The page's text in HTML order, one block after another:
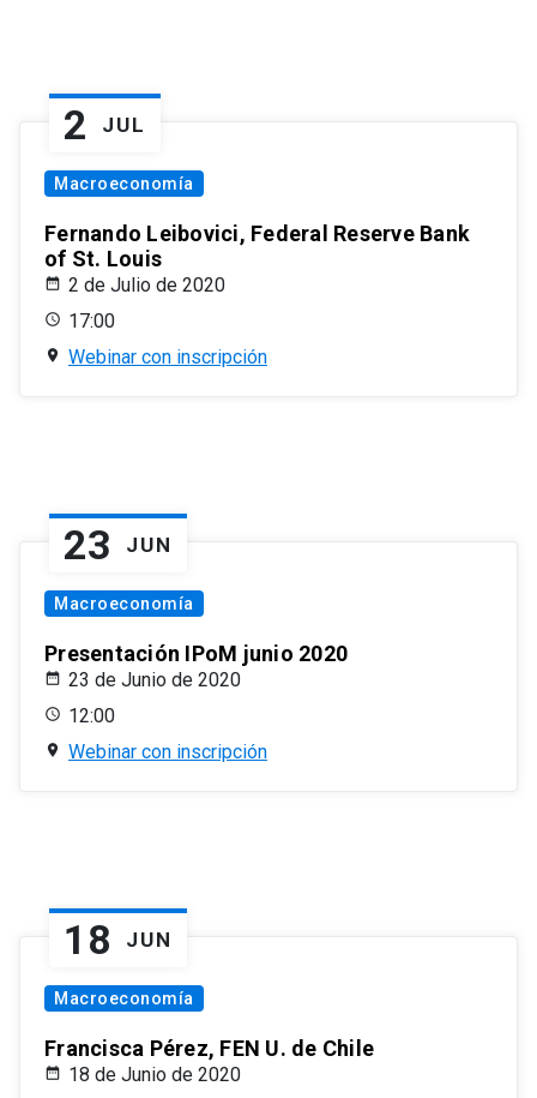
2 JUL
Macroeconomía
Fernando Leibovici, Federal Reserve Bank
of St. Louis
2 de Julio de 2020
17:00
Webinar con inscripción
23 JUN
Macroeconomía
Presentación IPoM junio 2020
23 de Junio de 2020
12:00
Webinar con inscripción
18 JUN
Macroeconomía
Francisca Pérez, FEN U. de Chile
18 de Junio de 2020